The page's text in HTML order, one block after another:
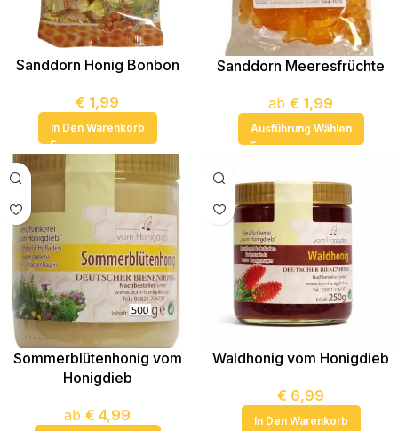
Sanddorn Honig Bonbon
€ 1,99
In Den Warenkorb
Sanddorn Meeresfrüchte
ab € 1,99
Ausführung Wählen
Sommerblütenhonig vom
Honigdieb
ab € 4,99
Waldhonig vom Honigdieb
€ 6,99
In Den Warenkorb